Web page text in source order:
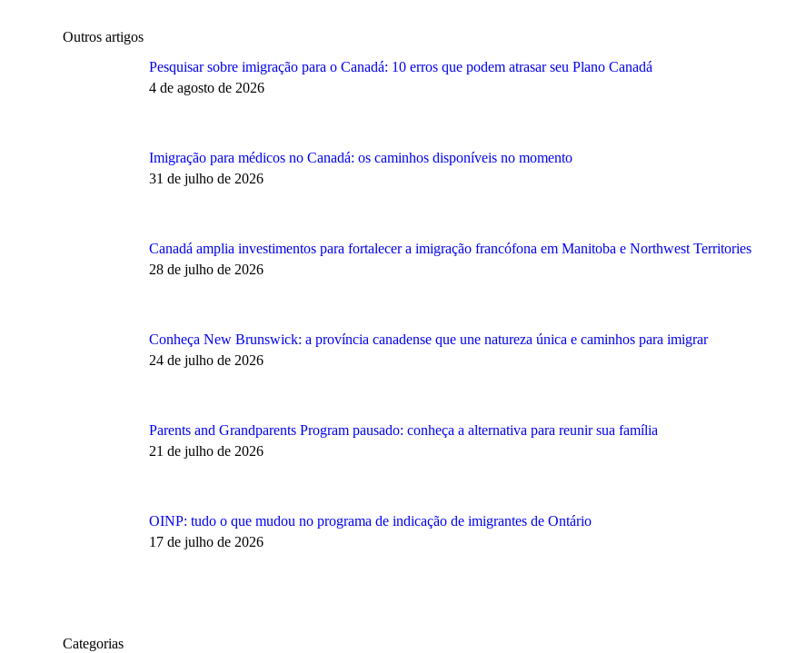
Outros artigos
Pesquisar sobre imigração para o Canadá: 10 erros que podem atrasar seu Plano Canadá
4 de agosto de 2026
Imigração para médicos no Canadá: os caminhos disponíveis no momento
31 de julho de 2026
Canadá amplia investimentos para fortalecer a imigração francófona em Manitoba e Northwest Territories
28 de julho de 2026
Conheça New Brunswick: a província canadense que une natureza única e caminhos para imigrar
24 de julho de 2026
Parents and Grandparents Program pausado: conheça a alternativa para reunir sua família
21 de julho de 2026
OINP: tudo o que mudou no programa de indicação de imigrantes de Ontário
17 de julho de 2026
Categorias